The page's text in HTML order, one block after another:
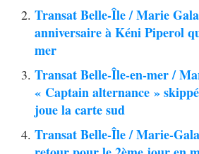
Transat Belle-Île / Marie
anniversaire à Kéni Piperol
mer
Transat Belle-Île-en-mer /
« Captain alternance »
joue la carte sud
Transat Belle-Île / Marie-